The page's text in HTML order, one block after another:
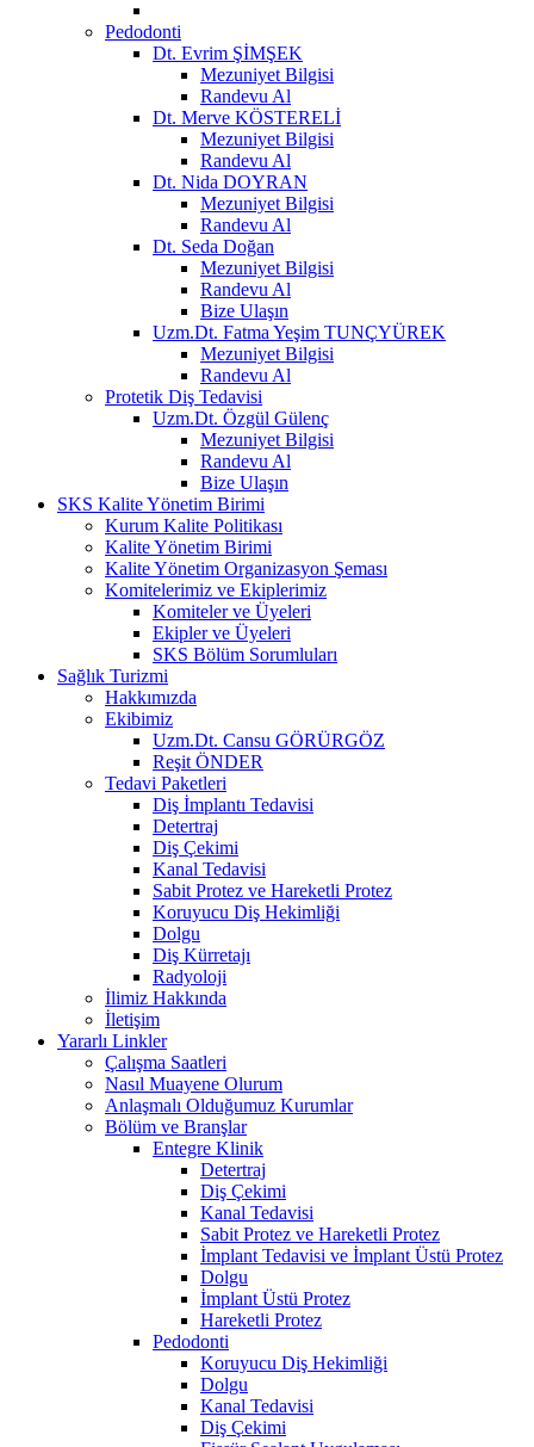
Pedodonti
Dt. Evrim ŞİMŞEK
Mezuniyet Bilgisi
Randevu Al
Dt. Merve KÖSTERELİ
Mezuniyet Bilgisi
Randevu Al
Dt. Nida DOYRAN
Mezuniyet Bilgisi
Randevu Al
Dt. Seda Doğan
Mezuniyet Bilgisi
Randevu Al
Bize Ulaşın
Uzm.Dt. Fatma Yeşim TUNÇYÜREK
Mezuniyet Bilgisi
Randevu Al
Protetik Diş Tedavisi
Uzm.Dt. Özgül Gülenç
Mezuniyet Bilgisi
Randevu Al
Bize Ulaşın
SKS Kalite Yönetim Birimi
Kurum Kalite Politikası
Kalite Yönetim Birimi
Kalite Yönetim Organizasyon Şeması
Komitelerimiz ve Ekiplerimiz
Komiteler ve Üyeleri
Ekipler ve Üyeleri
SKS Bölüm Sorumluları
Sağlık Turizmi
Hakkımızda
Ekibimiz
Uzm.Dt. Cansu GÖRÜRGÖZ
Reşit ÖNDER
Tedavi Paketleri
Diş İmplantı Tedavisi
Detertraj
Diş Çekimi
Kanal Tedavisi
Sabit Protez ve Hareketli Protez
Koruyucu Diş Hekimliği
Dolgu
Diş Kürretajı
Radyoloji
İlimiz Hakkında
İletişim
Yararlı Linkler
Çalışma Saatleri
Nasıl Muayene Olurum
Anlaşmalı Olduğumuz Kurumlar
Bölüm ve Branşlar
Entegre Klinik
Detertraj
Diş Çekimi
Kanal Tedavisi
Sabit Protez ve Hareketli Protez
İmplant Tedavisi ve İmplant Üstü Protez
Dolgu
İmplant Üstü Protez
Hareketli Protez
Pedodonti
Koruyucu Diş Hekimliği
Dolgu
Kanal Tedavisi
Diş Çekimi